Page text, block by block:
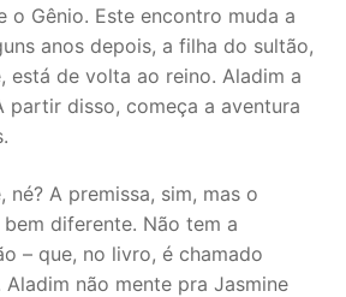
o Gênio. Este encontro muda a
anos depois, a filha do sultão,
está de volta ao reino. Aladim a
partir disso, começa a aventura
né? A premissa, sim, mas o
diferente. Não tem a
– que, no livro, é chamado
não mente pra Jasmine